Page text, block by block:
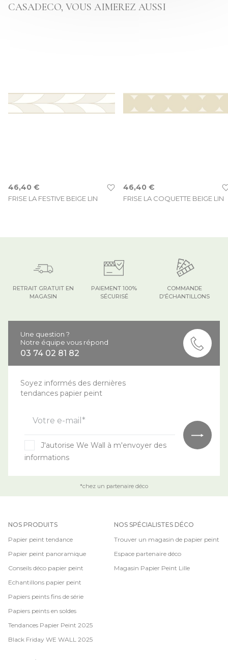
CASADECO, VOUS AIMEREZ AUSSI
FRISE LA FESTIVE BEIGE LIN
46,40 €
FRISE LA COQUETTE BEIGE LIN
46,40 €
COMMANDE
D'ÉCHANTILLONS
PAIEMENT 100%
SÉCURISÉ
RETRAIT GRATUIT EN
MAGASIN
Une question ?
Notre équipe vous répond
03 74 02 81 82
Soyez informés des dernières
tendances papier peint
Votre e-mail*
J'autorise We Wall à m'envoyer des
informations
*chez un partenaire déco
NOS PRODUITS
Papier peint tendance
Papier peint panoramique
Conseils déco papier peint
Echantillons papier peint
Papiers peints fins de série
Papiers peints en soldes
Tendances Papier Peint 2025
Black Friday WE WALL 2025
NOS SPÉCIALISTES DÉCO
Trouver un magasin de papier peint
Espace partenaire déco
Magasin Papier Peint Lille